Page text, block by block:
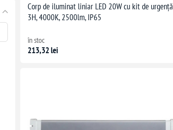
Corp de iluminat liniar LED 20W cu kit de urgență
3H, 4000K, 2500lm, IP65
în stoc
213,32 lei